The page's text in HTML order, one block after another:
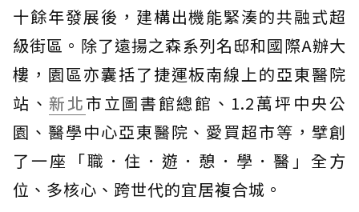
十餘年發展後，建構出機能緊湊的共融式超
級街區。除了遠揚之森系列名邸和國際A辦大
樓，園區亦囊括了捷運板南線上的亞東醫院
站、 新北市立圖書館總館、1.2萬坪中央公
園、醫學中心亞東醫院、愛買超市等，擘創
了一座「職．住．遊．憩．學．醫」全方
位、多核心、跨世代的宜居複合城。